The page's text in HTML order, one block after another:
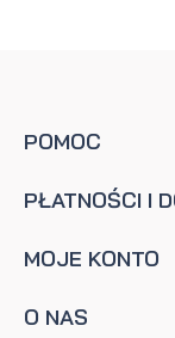
POMOC
PŁATNOŚCI I
MOJE KONTO
O NAS